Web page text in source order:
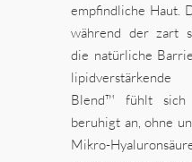
empfindliche Haut.
während der zart
die natürliche
Blend™ fühlt
beruhigt an, ohne
Mikro-